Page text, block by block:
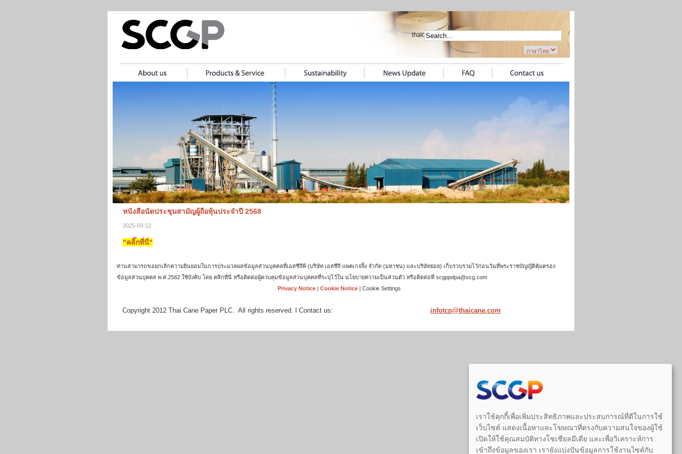
หนังสือนัดประชุมสามัญผู้ถือหุ้นประจำปี 2568
2025-03-12
"คลิ๊กที่นี่"
ท่านสามารถขอยกเลิกความยินยอมในการประมวลผลข้อมูลส่วนบุคคลที่เอสซีจีพี (บริษัท เอสซีจี แพคเกจจิ้ง จำกัด (มหาชน) และบริษัทย่อย) เก็บรวบรวมไว้ก่อนวันที่พระราชบัญญัติคุ้มครอง
ข้อมูลส่วนบุคคล พ.ศ.2562 ใช้บังคับ โดย คลิกที่นี่ หรือติดต่อผู้ควบคุมข้อมูลส่วนบุคคลที่ระบุไว้ใน นโยบายความเป็นส่วนตัว หรือติดต่อที่ scgppdpa@scg.com
Privacy Notice| Cookie Notice| Cookie Settings
Copyright 2012 Thai Cane Paper PLC. All rights reserved. l Contact us: infotcp@thaicane.com
เราใช้คุกกี้เพื่อเพิ่มประสิทธิภาพและประสบการณ์ที่ดีในการใช้
เว็บไซต์ แสดงเนื้อหาและโฆษณาที่ตรงกับความสนใจของผู้ใช้
เปิดให้ใช้คุณสมบัติทางโซเชียลมีเดีย และเพื่อวิเคราะห์การ
เข้าถึงข้อมูลของเรา เรายังแบ่งปันข้อมูลการใช้งานไซต์กับ